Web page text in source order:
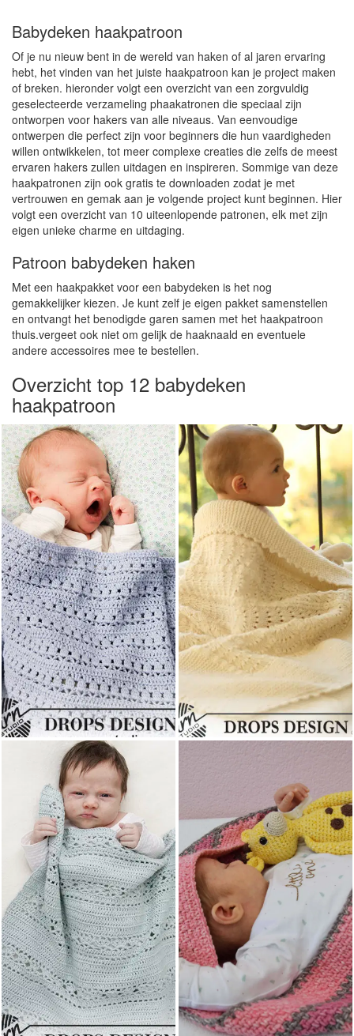
Babydeken haakpatroon
Of je nu nieuw bent in de wereld van haken of al jaren ervaring
hebt, het vinden van het juiste haakpatroon kan je project maken
of breken. hieronder volgt een overzicht van een zorgvuldig
geselecteerde verzameling phaakatronen die speciaal zijn
ontworpen voor hakers van alle niveaus. Van eenvoudige
ontwerpen die perfect zijn voor beginners die hun vaardigheden
willen ontwikkelen, tot meer complexe creaties die zelfs de meest
ervaren hakers zullen uitdagen en inspireren. Sommige van deze
haakpatronen zijn ook gratis te downloaden zodat je met
vertrouwen en gemak aan je volgende project kunt beginnen. Hier
volgt een overzicht van 10 uiteenlopende patronen, elk met zijn
eigen unieke charme en uitdaging.
Patroon babydeken haken
Met een haakpakket voor een babydeken is het nog
gemakkelijker kiezen. Je kunt zelf je eigen pakket samenstellen
en ontvangt het benodigde garen samen met het haakpatroon
thuis.vergeet ook niet om gelijk de haaknaald en eventuele
andere accessoires mee te bestellen.
Overzicht top 12 babydeken
haakpatroon